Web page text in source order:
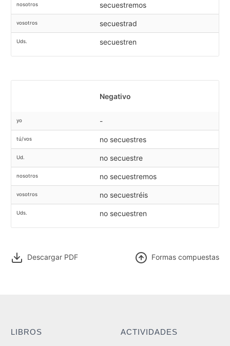
nosotros secuestremos
vosotros secuestrad
Uds. secuestren
Negativo
yo -
tú/vos no secuestres
Ud. no secuestre
nosotros no secuestremos
vosotros no secuestréis
Uds. no secuestren
Descargar PDF Formas compuestas
LIBROS ACTIVIDADES